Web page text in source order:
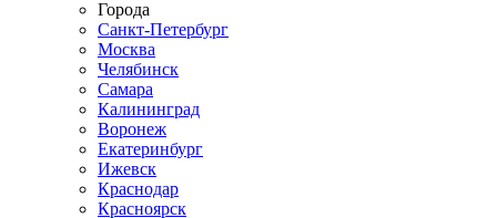
Города
Санкт-Петербург
Москва
Челябинск
Самара
Калининград
Воронеж
Екатеринбург
Ижевск
Краснодар
Красноярск